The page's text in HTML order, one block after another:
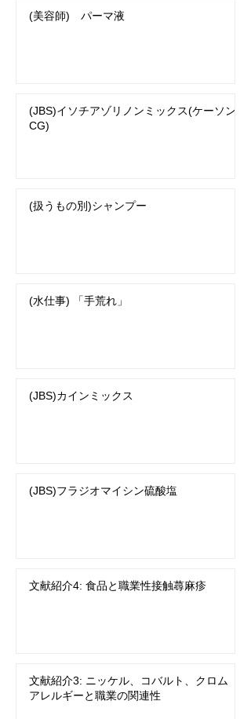
(美容師) パーマ液
(JBS)イソチアゾリノンミックス(ケーソン
CG)
(扱うもの別)シャンプー
(水仕事) 「手荒れ」
(JBS)カインミックス
(JBS)フラジオマイシン硫酸塩
文献紹介4: 食品と職業性接触蕁麻疹
文献紹介3: ニッケル、コバルト、クロム
アレルギーと職業の関連性